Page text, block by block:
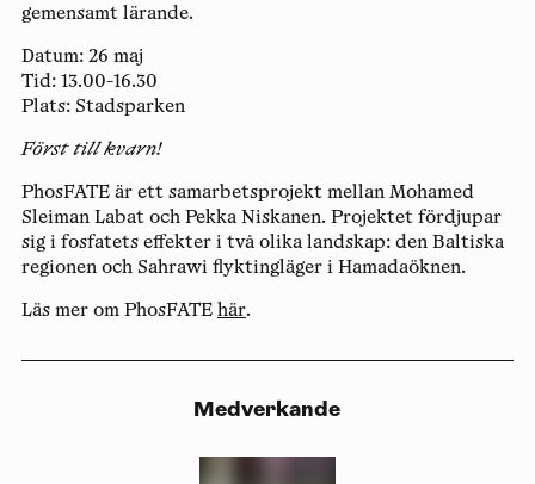
gemensamt lärande.
Datum:26 maj
Tid:13.00-16.30
Plats:Stadsparken
Först till kvarn!
PhosFATEär ett samarbetsprojekt mellan Mohamed
Sleiman Labatoch Pekka Niskanen. Projektet fördjupar
sig i fosfatets effekter i två olika landskap: den Baltiska
regionen och Sahrawi flyktingläger i Hamadaöknen.
Läs mer om PhosFATE här.
Medverkande